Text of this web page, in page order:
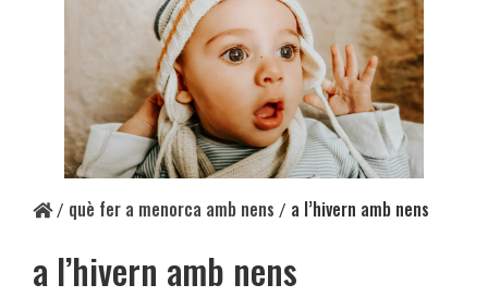
/ què fer a menorca amb nens / a l’hivern amb nens
a l’hivern amb nens